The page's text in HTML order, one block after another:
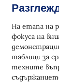
На етапа на
фокуса на
таблици за
техните